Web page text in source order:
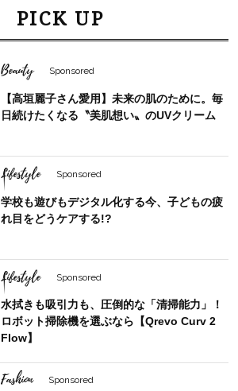
PICK UP
Beauty Sponsored
【高垣麗子さん愛用】未来の肌のために。毎
日続けたくなる〝美肌想い〟のUVクリーム
Lifestyle Sponsored
学校も遊びもデジタル化する今、子どもの疲
れ目をどうケアする!?
Lifestyle Sponsored
水拭きも吸引力も、圧倒的な「清掃能力」！
ロボット掃除機を選ぶなら【Qrevo Curv 2
Flow】
Fashion Sponsored